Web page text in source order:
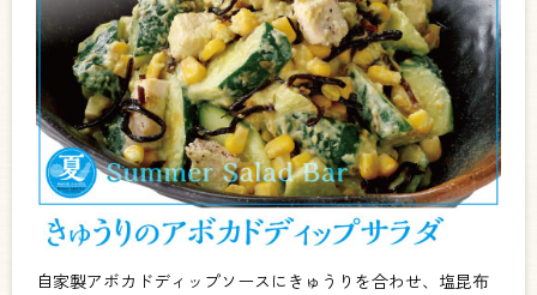
自家製アボカドディップソースにきゅうりを合わせ、塩昆布